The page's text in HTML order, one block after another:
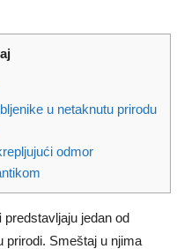
u netaknutu prirodu
odmor
predstavljaju jedan od
prirodi. Smeštaj u njima